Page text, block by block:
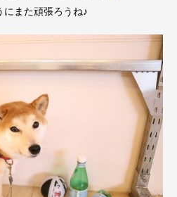
にまた頑張ろうね♪